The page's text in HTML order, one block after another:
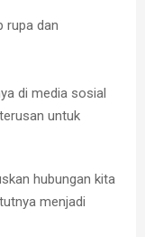
rupa dan
di media sosial
untuk
hubungan kita
menjadi